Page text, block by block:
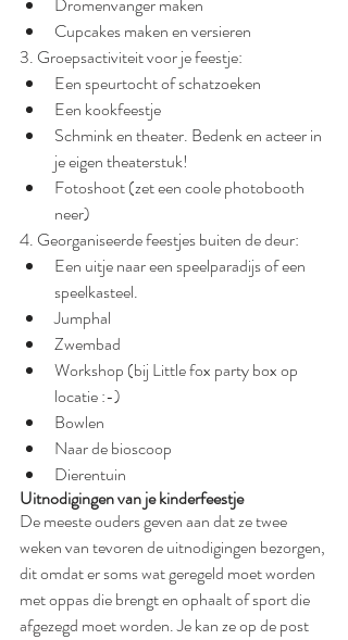
Cupcakes maken en versieren
3. Groepsactiviteit voor je feestje:
Een speurtocht of schatzoeken
Een kookfeestje
Schmink en theater. Bedenk en acteer in
je eigen theaterstuk!
Fotoshoot (zet een coole photobooth
neer)
4. Georganiseerde feestjes buiten de deur:
Een uitje naar een speelparadijs of een
speelkasteel.
Jumphal
Zwembad
Workshop (bij Little fox party box op
locatie :-)
Bowlen
Naar de bioscoop
Dierentuin
Uitnodigingen van je kinderfeestje
De meeste ouders geven aan dat ze twee
weken van tevoren de uitnodigingen bezorgen,
dit omdat er soms wat geregeld moet worden
met oppas die brengt en ophaalt of sport die
afgezegd moet worden. Je kan ze op de post